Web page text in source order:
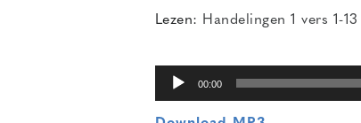
Lezen: Handelingen 1 vers 1-13
00:00